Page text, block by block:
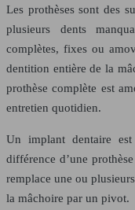
Les prothèses sont des
plusieurs dents
complètes, fixes ou
dentition entière de la
prothèse complète est
entretien quotidien.
Un implant dentaire
différence d’une
remplace une ou
la mâchoire par un pivot.